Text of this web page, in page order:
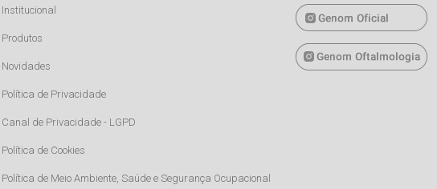
Institucional
Produtos
Novidades
Política de Privacidade
Canal de Privacidade - LGPD
Política de Cookies
Política de Meio Ambiente, Saúde e Segurança Ocupacional